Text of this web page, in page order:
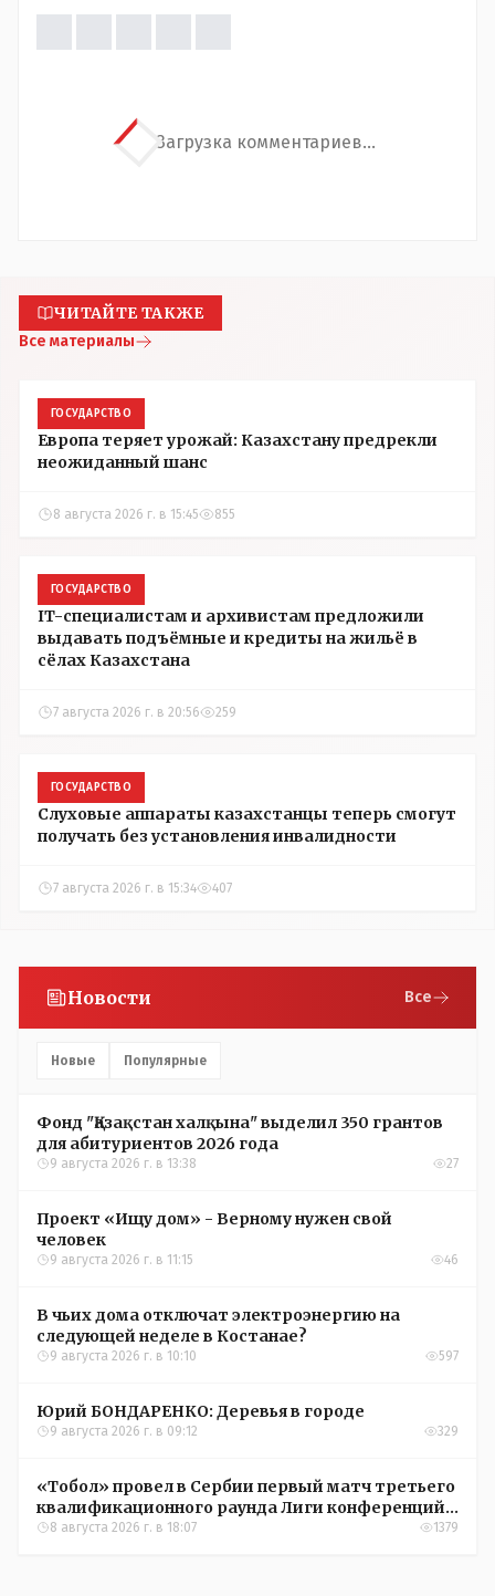
Загрузка комментариев...
ЧИТАЙТЕ ТАКЖЕ
Все материалы
ГОСУДАРСТВО
Европа теряет урожай: Казахстану предрекли
неожиданный шанс
8 августа 2026 г. в 15:45 855
ГОСУДАРСТВО
IT-специалистам и архивистам предложили
выдавать подъёмные и кредиты на жильё в
сёлах Казахстана
7 августа 2026 г. в 20:56 259
ГОСУДАРСТВО
Слуховые аппараты казахстанцы теперь смогут
получать без установления инвалидности
7 августа 2026 г. в 15:34 407
Новости Все
Новые Популярные
Фонд "Қазақстан халқына" выделил 350 грантов
для абитуриентов 2026 года
9 августа 2026 г. в 13:38 27
Проект «Ищу дом» - Верному нужен свой
человек
9 августа 2026 г. в 11:15 46
В чьих дома отключат электроэнергию на
следующей неделе в Костанае?
9 августа 2026 г. в 10:10 597
Юрий БОНДАРЕНКО: Деревья в городе
9 августа 2026 г. в 09:12 329
«Тобол» провел в Сербии первый матч третьего
квалификационного раунда Лиги конференций
УЕФА
8 августа 2026 г. в 18:07 1379